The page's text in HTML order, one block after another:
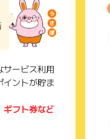
サービス利用
イントが貯ま
ギフト券など